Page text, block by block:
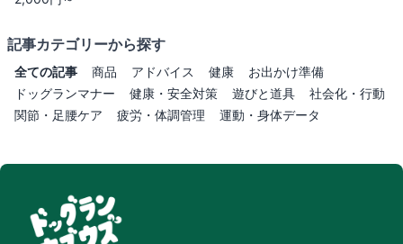
記事カテゴリーから探す
全ての記事 商品 アドバイス 健康
お出かけ準備
ドッグランマナー
健康・安全対策 遊びと道具
社会化・行動
関節・足腰ケア
疲労・体調管理 運動・身体データ